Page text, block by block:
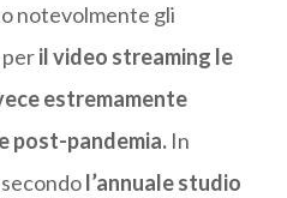
notevolmente gli
il video streaming le
estremamente
post-pandemia. In
l’annuale studio